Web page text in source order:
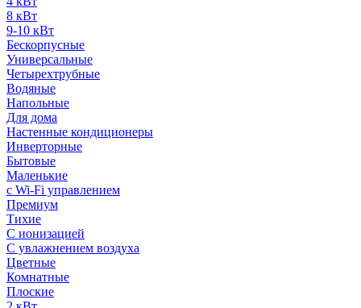
8 кВт
9-10 кВт
Бескорпусные
Универсальные
Четырехтрубные
Водяные
Напольные
Для дома
Настенные кондиционеры
Инверторные
Бытовые
Маленькие
с Wi-Fi управлением
Премиум
Тихие
С ионизацией
С увлажнением воздуха
Цветные
Комнатные
Плоские